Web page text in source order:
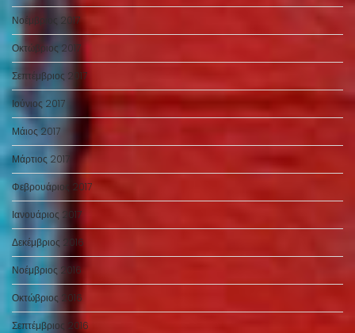
Νοέμβριος 2017
Οκτώβριος 2017
Σεπτέμβριος 2017
Ιούνιος 2017
Μάιος 2017
Μάρτιος 2017
Φεβρουάριος 2017
Ιανουάριος 2017
Δεκέμβριος 2016
Νοέμβριος 2016
Οκτώβριος 2016
Σεπτέμβριος 2016